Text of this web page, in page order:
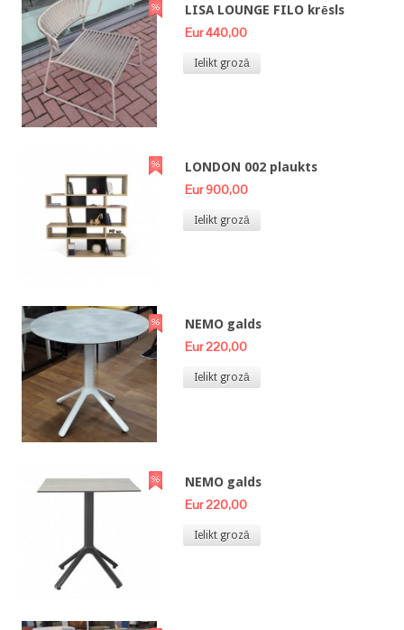
LISA LOUNGE FILO krēsls
Eur 440,00
Ielikt grozā
LONDON 002 plaukts
Eur 900,00
Ielikt grozā
NEMO galds
Eur 220,00
Ielikt grozā
NEMO galds
Eur 220,00
Ielikt grozā